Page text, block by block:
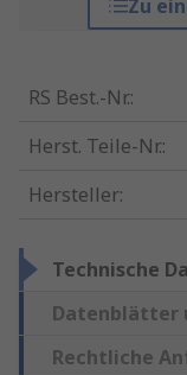
Zu
RS Best.-Nr.:
Herst. Teile-Nr.:
Hersteller:
Technische
Datenblätter
Rechtliche